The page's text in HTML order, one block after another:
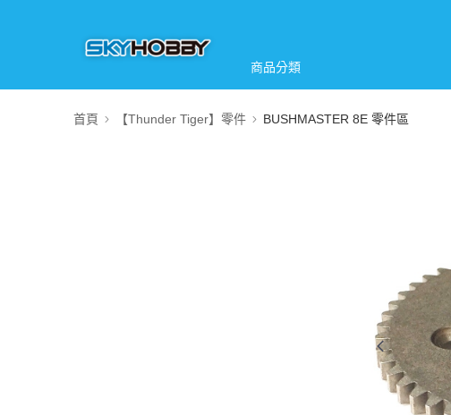
商品分類
首頁 【Thunder Tiger】零件 BUSHMASTER 8E 零件區